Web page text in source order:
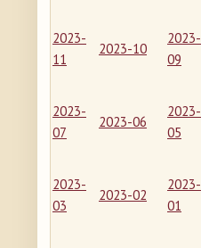
2023-
11
2023-10
2023-
09
2023-
07
2023-06
2023-
05
2023-
03
2023-02
2023-
01